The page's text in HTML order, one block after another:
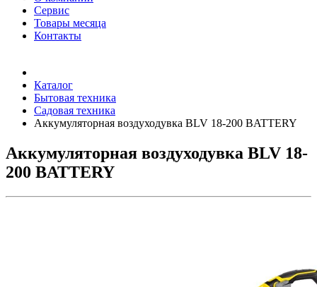
Сервис
Товары месяца
Контакты
Каталог
Бытовая техника
Садовая техника
Аккумуляторная воздуходувка BLV 18-200 BATTERY
Аккумуляторная воздуходувка BLV 18-
200 BATTERY